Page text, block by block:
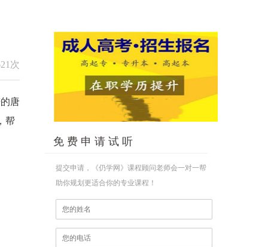
次
唐
帮
免 费 申 请 试 听
提交申请，《仍学网》课程顾问老师会一对一帮
助你规划更适合你的专业课程！